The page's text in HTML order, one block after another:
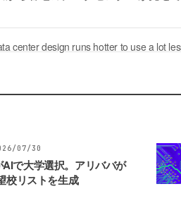
center design runs hotter to use a lot
07/30
で大学選択。アリババが
校リストを生成